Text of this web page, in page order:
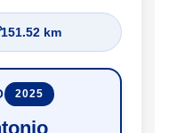
151.52 km
2025